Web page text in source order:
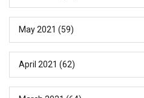
May 2021 (59)
April 2021 (62)